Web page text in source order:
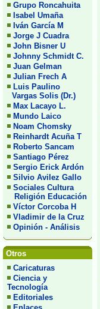
Grupo Roncahuita
Isabel Umaña
Iván García M
Jorge J Cuadra
John Bisner U
Johnny Schmidt C.
Juan Gelman
Julian Frech A
Luis Paulino
Vargas Solis (Dr.)
Max Lacayo L.
Mundo Laico
Noam Chomsky
Reinhardt Acuña T
Roberto Sancam
Santiago Pérez
Sergio Erick Ardón
Silvio Avilez Gallo
Sociales Cultura
Religión Educación
Víctor Corcoba H
Vladimir de la Cruz
Opinión - Análisis
Otros
Caricaturas
Ciencia y
Tecnología
Editoriales